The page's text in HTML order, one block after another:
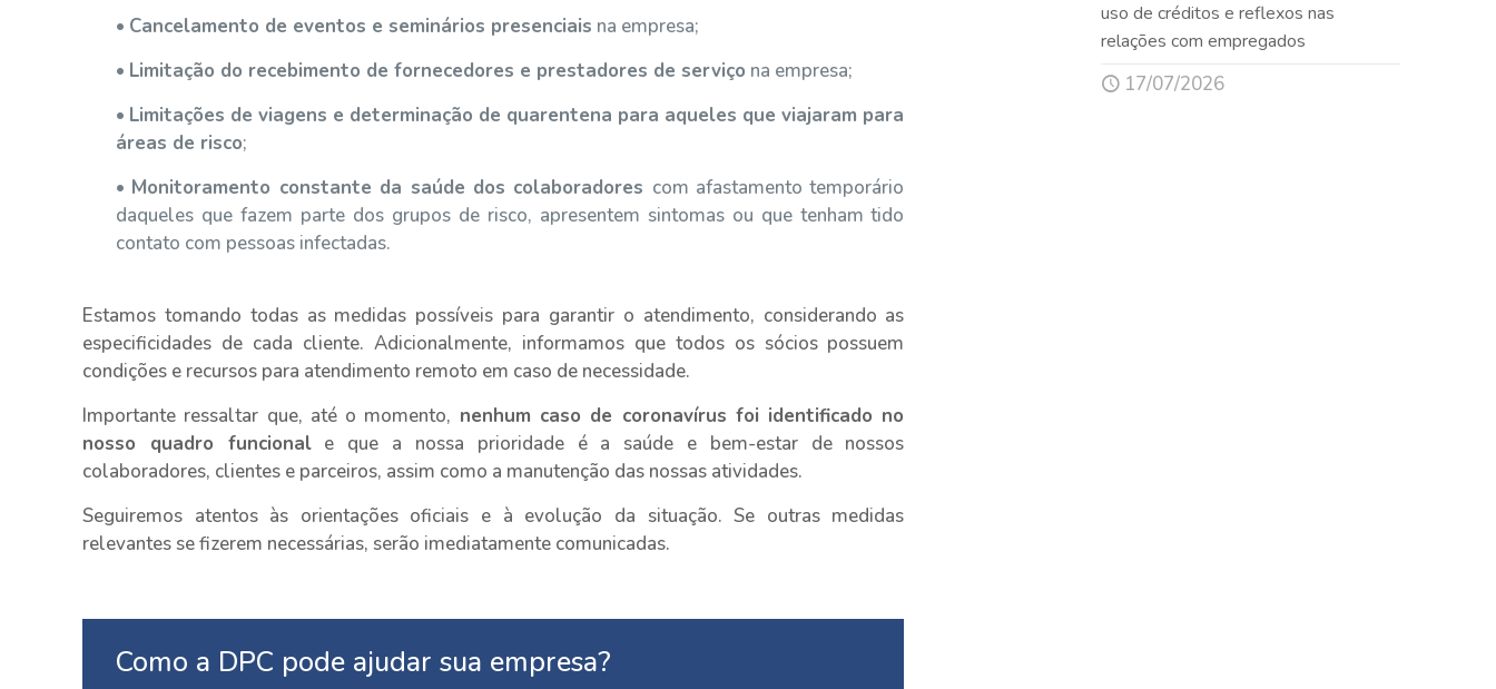
• Cancelamento de eventos e seminários presenciais na empresa;
• Limitação do recebimento de fornecedores e prestadores de serviço na empresa;
• Limitações de viagens e determinação de quarentena para aqueles que viajaram para
áreas de risco;
• Monitoramento constante da saúde dos colaboradores com afastamento temporário
daqueles que fazem parte dos grupos de risco, apresentem sintomas ou que tenham tido
contato com pessoas infectadas.
Estamos tomando todas as medidas possíveis para garantir o atendimento, considerando as
especificidades de cada cliente. Adicionalmente, informamos que todos os sócios possuem
condições e recursos para atendimento remoto em caso de necessidade.
Importante ressaltar que, até o momento, nenhum caso de coronavírus foi identificado no
nosso quadro funcionale que a nossa prioridade é a saúde e bem-estar de nossos
colaboradores, clientes e parceiros, assim como a manutenção das nossas atividades.
Seguiremos atentos às orientações oficiais e à evolução da situação. Se outras medidas
relevantes se fizerem necessárias, serão imediatamente comunicadas.
Como a DPC pode ajudar sua empresa?
uso de créditos e reflexos nas
relações com empregados
17/07/2026